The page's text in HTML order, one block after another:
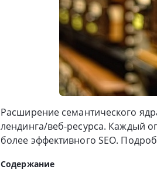
Расширение семантического
лендинга/веб-ресурса. Каждый
более эффективного SEO.
Содержание